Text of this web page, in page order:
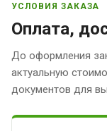
УСЛОВИЯ ЗАКАЗА
Оплата,
До оформления
актуальную
документов для